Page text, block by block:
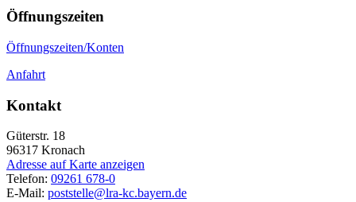
Öffnungszeiten
Öffnungszeiten/Konten
Anfahrt
Kontakt
Güterstr. 18
96317 Kronach
Adresse auf Karte anzeigen
Telefon: 09261 678-0
E-Mail: poststelle@lra-kc.bayern.de